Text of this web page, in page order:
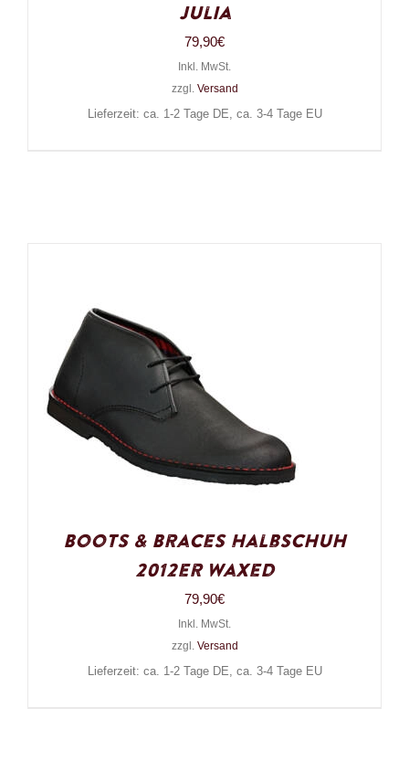
Julia
79,90€
Inkl. MwSt.
zzgl. Versand
Lieferzeit: ca. 1-2 Tage DE, ca. 3-4 Tage EU
Boots & Braces Halbschuh
2012er Waxed
79,90€
Inkl. MwSt.
zzgl. Versand
Lieferzeit: ca. 1-2 Tage DE, ca. 3-4 Tage EU